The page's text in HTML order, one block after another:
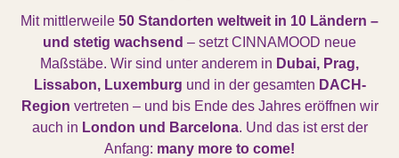
Mit mittlerweile 50 Standorten weltweit in 10 Ländern –
und stetig wachsend – setzt CINNAMOOD neue
Maßstäbe. Wir sind unter anderem in Dubai, Prag,
Lissabon, Luxemburg und in der gesamten DACH-
Region vertreten – und bis Ende des Jahres eröffnen wir
auch in London und Barcelona. Und das ist erst der
Anfang: many more to come!